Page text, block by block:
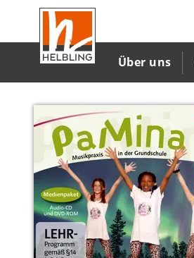
Inhalt
Über uns